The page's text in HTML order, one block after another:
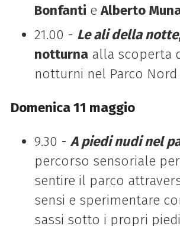
Bonfanti eAlberto
21.00 - Le ali della notte
notturnaalla scoperta
notturni nel Parco Nord
Domenica 11 maggio
9.30 - A piedi nudi nel
percorso sensoriale
sentire il parco
sensi e sperimentare
sassi sotto i propri